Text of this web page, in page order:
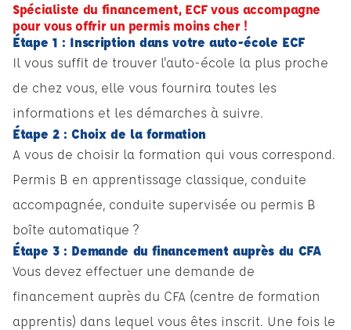
Spécialiste du financement, ECF vous accompagne
pour vous offrir un permis moins cher !
Étape 1 : Inscription dans votre auto-école ECF
Il vous suffit de trouver l'auto-école la plus proche
de chez vous, elle vous fournira toutes les
informations et les démarches à suivre.
Étape 2 : Choix de la formation
A vous de choisir la formation qui vous correspond.
Permis B en apprentissage classique, conduite
accompagnée, conduite supervisée ou permis B
boîte automatique ?
Étape 3 : Demande du financement auprès du CFA
Vous devez effectuer une demande de
financement auprès du CFA (centre de formation
apprentis) dans lequel vous êtes inscrit. Une fois le